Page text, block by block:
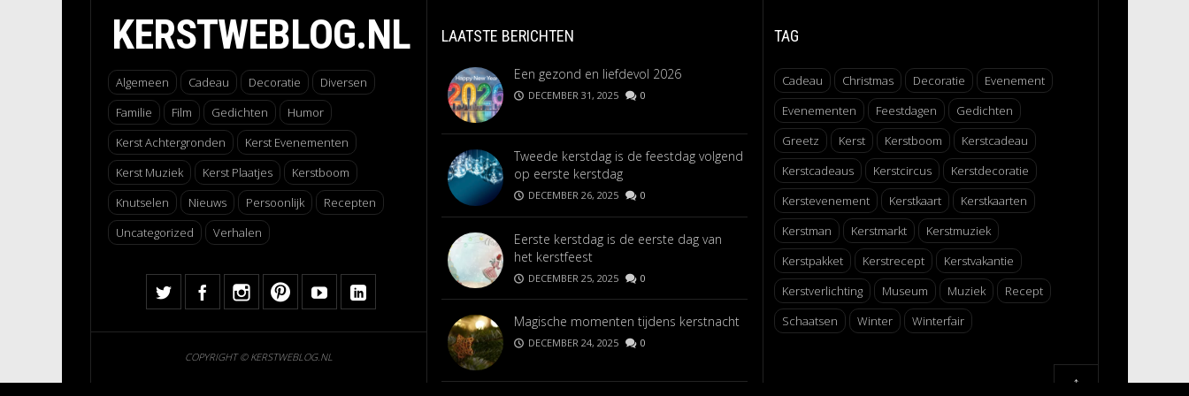
KERSTWEBLOG.NL
Algemeen Cadeau Decoratie
Diversen
Familie
Film Gedichten
Humor
Kerst Achtergronden
Kerst Evenementen
Kerst Muziek
Kerst Plaatjes
Kerstboom
Knutselen
Nieuws Persoonlijk
Recepten
Uncategorized
Verhalen
COPYRIGHT © KERSTWEBLOG.NL
LAATSTE BERICHTEN
Een gezond en liefdevol 2026
DECEMBER 31, 2025 0
Tweede kerstdag is de feestdag volgend
op eerste kerstdag
DECEMBER 26, 2025 0
Eerste kerstdag is de eerste dag van
het kerstfeest
DECEMBER 25, 2025 0
Magische momenten tijdens kerstnacht
DECEMBER 24, 2025 0
TAG
Cadeau Christmas Decoratie
Evenement
Evenementen
Feestdagen
Gedichten
Greetz
Kerst Kerstboom
Kerstcadeau
Kerstcadeaus
Kerstcircus
Kerstdecoratie
Kerstevenement
Kerstkaart
Kerstkaarten
Kerstman
Kerstmarkt
Kerstmuziek
Kerstpakket
Kerstrecept
Kerstvakantie
Kerstverlichting
Museum Muziek
Recept
Schaatsen
Winter Winterfair
↑